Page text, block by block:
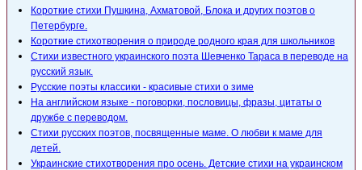
Короткие стихи Пушкина, Ахматовой, Блока и других поэтов о
Петербурге.
Короткие стихотворения о природе родного края для школьников
Стихи известного украинского поэта Шевченко Тараса в переводе на
русский язык.
Русские поэты классики - красивые стихи о зиме
На английском языке - поговорки, пословицы, фразы, цитаты о
дружбе с переводом.
Стихи русских поэтов, посвященные маме. О любви к маме для
детей.
Украинские стихотворения про осень. Детские стихи на украинском